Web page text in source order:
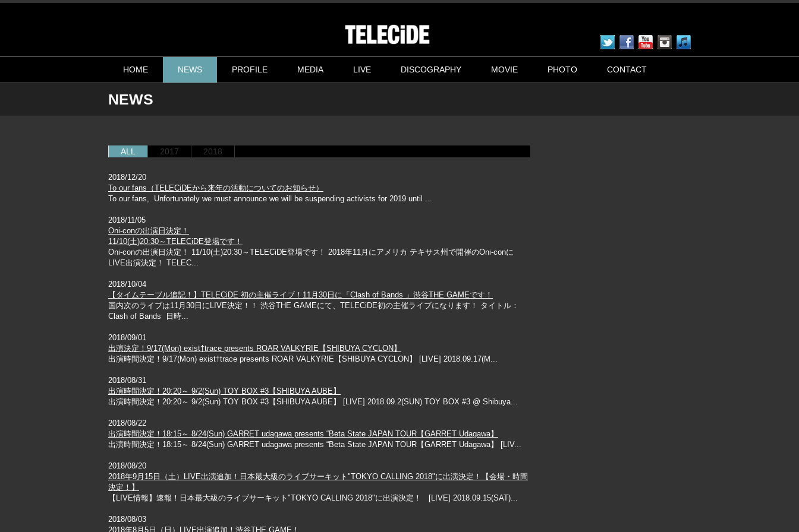
HOME NEWS PROFILE MEDIA LIVE DISCOGRAPHY MOVIE PHOTO CONTACT
NEWS
ALL 2017 2018
2018/12/20
To our fans（TELECiDEから来年の活動についてのお知らせ）
To our fans, Unfortunately we must announce we will be suspending activists for 2019 until ...
2018/11/05
Oni-conの出演日決定！
11/10(土)20:30～TELECiDE登場です！
Oni-conの出演日決定！ 11/10(土)20:30～TELECiDE登場です！ 2018年11月にアメリカ テキサス州で開催のOni-conに
LIVE出演決定！ TELEC...
2018/10/04
【タイムテーブル追記！】TELECiDE 初の主催ライブ！11月30日に「Clash of Bands 」渋谷THE GAMEです！
国内次のライブは11月30日にLIVE決定！！ 渋谷THE GAMEにて、TELECiDE初の主催ライブになります！ タイトル：
Clash of Bands 日時...
2018/09/01
出演決定！9/17(Mon) exist†trace presents ROAR VALKYRIE【SHIBUYA CYCLON】
出演時間決定！9/17(Mon) exist†trace presents ROAR VALKYRIE【SHIBUYA CYCLON】 [LIVE] 2018.09.17(M...
2018/08/31
出演時間決定！20:20～ 9/2(Sun) TOY BOX #3【SHIBUYA AUBE】
出演時間決定！20:20～ 9/2(Sun) TOY BOX #3【SHIBUYA AUBE】 [LIVE] 2018.09.2(SUN) TOY BOX #3 @ Shibuya...
2018/08/22
出演時間決定！18:15～ 8/24(Sun) GARRET udagawa presents “Beta State JAPAN TOUR【GARRET Udagawa】
出演時間決定！18:15～ 8/24(Sun) GARRET udagawa presents “Beta State JAPAN TOUR【GARRET Udagawa】 [LIV...
2018/08/20
2018年9月15日（土）LIVE出演追加！日本最大級のライブサーキット"TOKYO CALLING 2018"に出演決定！【会場・時間
決定！】
【LIVE情報】速報！日本最大級のライブサーキット"TOKYO CALLING 2018"に出演決定！ [LIVE] 2018.09.15(SAT)...
2018/08/03
2018年8月5日（日）LIVE出演追加！渋谷THE GAME！